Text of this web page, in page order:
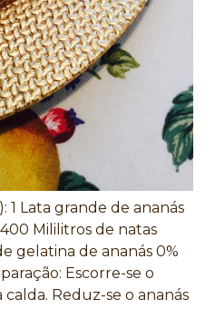
1 Lata grande de ananás
Mililitros de natas
gelatina de ananás 0%
Escorre-se o
calda. Reduz-se o ananás